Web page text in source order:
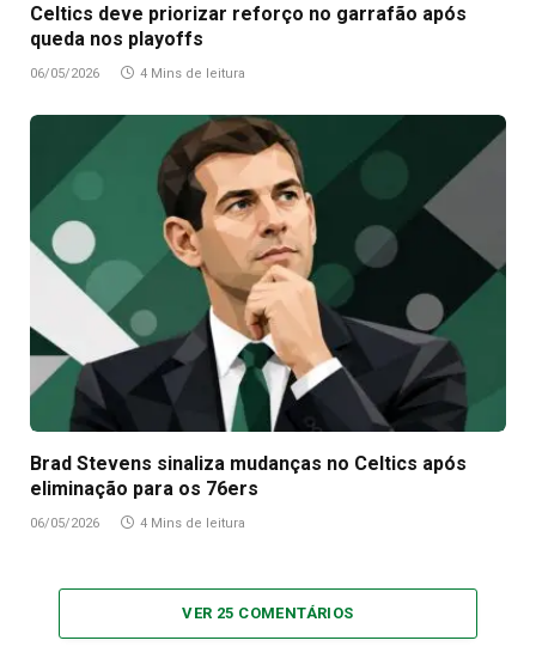
Celtics deve priorizar reforço no garrafão após
queda nos playoffs
06/05/2026 4 Mins de leitura
Brad Stevens sinaliza mudanças no Celtics após
eliminação para os 76ers
06/05/2026 4 Mins de leitura
VER 25 COMENTÁRIOS